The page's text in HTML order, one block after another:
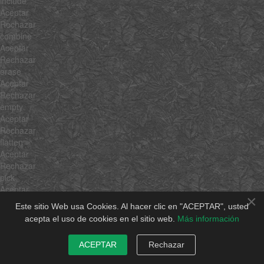
×
Este sitio Web usa Cookies. Al hacer clic en "ACEPTAR", usted
acepta el uso de cookies en el sitio web. Más información
ACEPTAR Rechazar
Aceptar
Rechazar
combine
Aceptar
Rechazar
erase
Aceptar
Rechazar
empty
Aceptar
Rechazar
flatten
Aceptar
Rechazar
pick
Aceptar
Rechazar
hexToRgb
Aceptar